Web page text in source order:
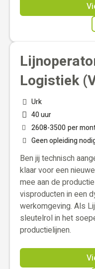
Logistiek
Urk
40 uur
2608-3500per
Geen opleiding
Ben jij technisch
klaar voor een
mee aan de
visproducten in een
werkomgeving. Als
sleutelrol in het
productielijnen.